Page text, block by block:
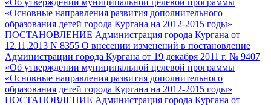
«Основные направления развития дополнительного
образования детей города Кургана на 2012-2015 годы»
ПОСТАНОВЛЕНИЕ Администрация города Кургана от
12.11.2013 N 8355 О внесении изменений в постановление
Администрации города Кургана от 19 декабря 2011 г. № 9407
«Об утверждении муниципальной целевой программы
«Основные направления развития дополнительного
образования детей города Кургана на 2012-2015 годы»
ПОСТАНОВЛЕНИЕ Администрация города Кургана от